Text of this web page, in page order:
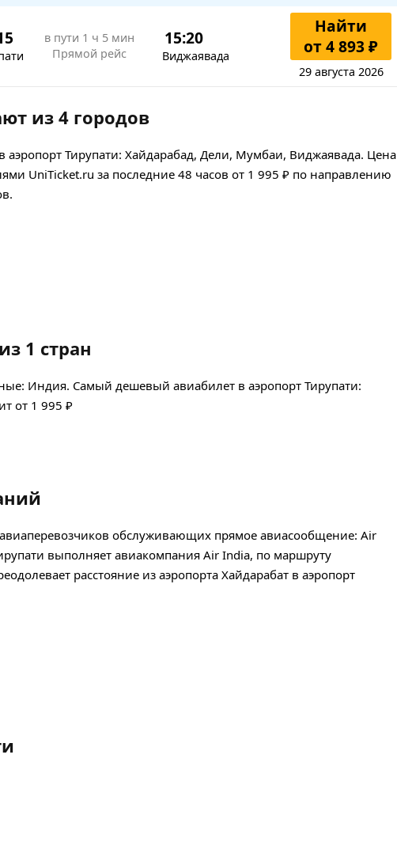
в пути 1 ч 5 мин
Прямой рейс
15:20
Виджаявада
Найти
от 4 893 ₽
29 августа 2026
из 4 городов
Тирупати: Хайдарабад, Дели, Мумбаи, Виджаявада. Цена
UniTicket.ru за последние 48 часов от 1 995 ₽ по направлению
1 стран
Индия. Самый дешевый авиабилет в аэропорт Тирупати:
от 1 995 ₽
обслуживающих прямое авиасообщение: Air
выполняет авиакомпания Air India, по маршруту
расстояние из аэропорта Хайдарабат в аэропорт